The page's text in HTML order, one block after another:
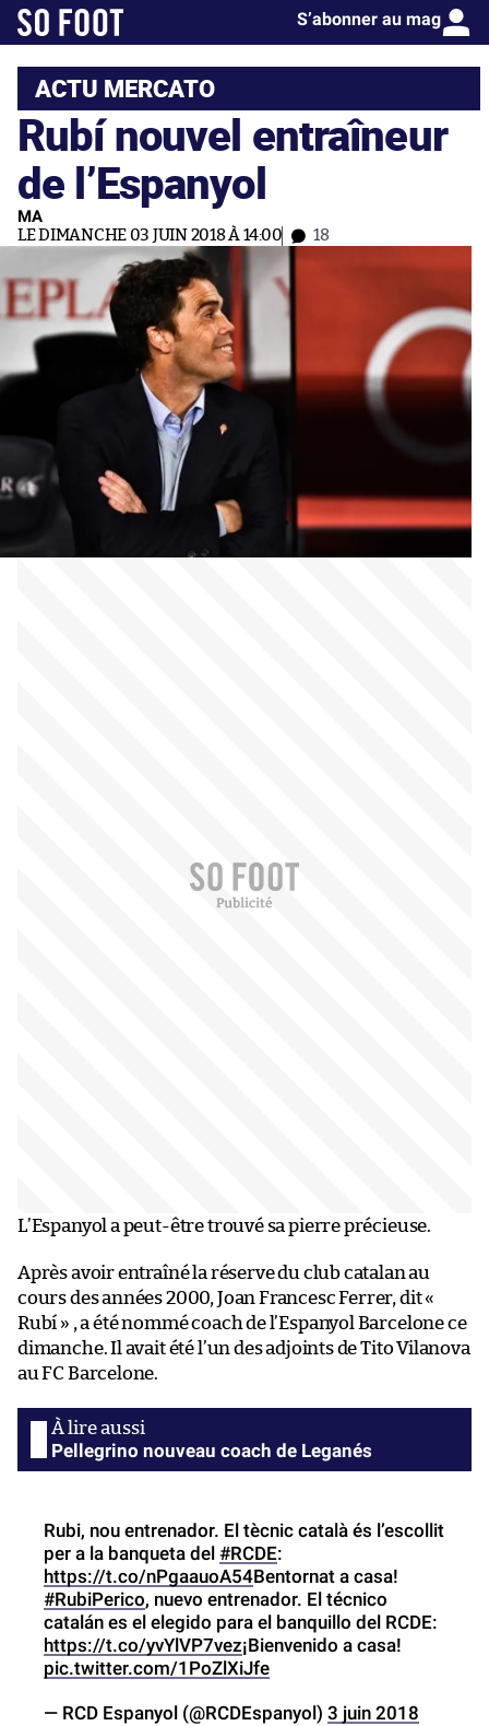
S’abonner au mag
ACTU MERCATO
Rubí nouvel entraîneur
de l’Espanyol
MA
LE DIMANCHE 03 JUIN 2018 À 14:00 18
L’Espanyol a peut-être trouvé sa pierre précieuse.
Après avoir entraîné la réserve du club catalan au
cours des années 2000, Joan Francesc Ferrer, dit «
Rubí » , a été nommé coach de l’Espanyol Barcelone ce
dimanche. Il avait été l’un des adjoints de Tito Vilanova
au FC Barcelone.
Pellegrino nouveau coach de Leganés
Rubi, nou entrenador. El tècnic català és l’escollit
per a la banqueta del #RCDE:
https://t.co/nPgaauoA54Bentornat a casa!
#RubiPerico, nuevo entrenador. El técnico
catalán es el elegido para el banquillo del RCDE:
https://t.co/yvYlVP7vez¡Bienvenido a casa!
pic.twitter.com/1PoZlXiJfe
— RCD Espanyol (@RCDEspanyol) 3 juin 2018